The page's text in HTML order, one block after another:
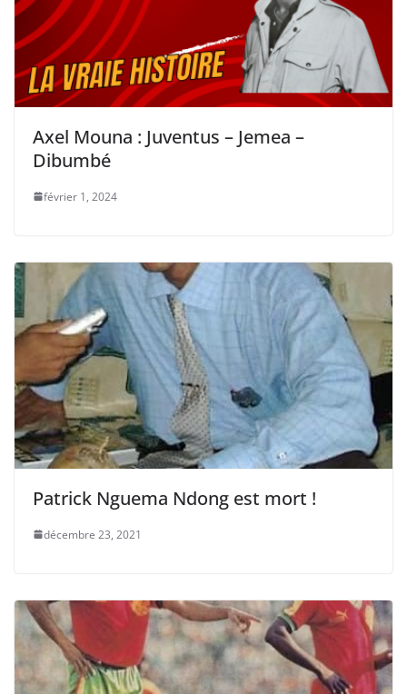
Axel Mouna : Juventus – Jemea –
Dibumbé
février 1, 2024
Patrick Nguema Ndong est mort !
décembre 23, 2021